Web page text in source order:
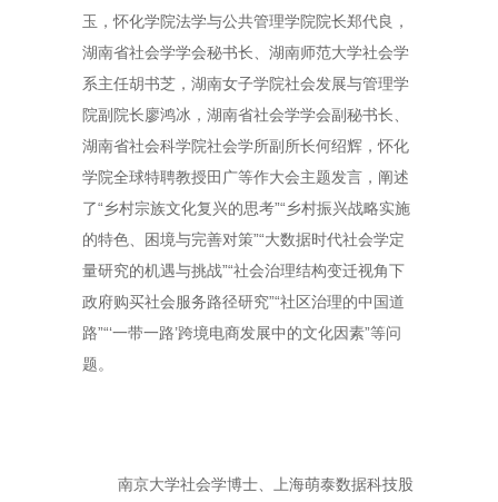
玉，怀化学院法学与公共管理学院院长郑代良，
湖南省社会学学会秘书长、湖南师范大学社会学
系主任胡书芝，湖南女子学院社会发展与管理学
院副院长廖鸿冰，湖南省社会学学会副秘书长、
湖南省社会科学院社会学所副所长何绍辉，怀化
学院全球特聘教授田广等作大会主题发言，阐述
了“乡村宗族文化复兴的思考”“乡村振兴战略实施
的特色、困境与完善对策”“大数据时代社会学定
量研究的机遇与挑战”“社会治理结构变迁视角下
政府购买社会服务路径研究”“社区治理的中国道
路”“‘一带一路’跨境电商发展中的文化因素”等问
题。
南京大学社会学博士、上海萌泰数据科技股